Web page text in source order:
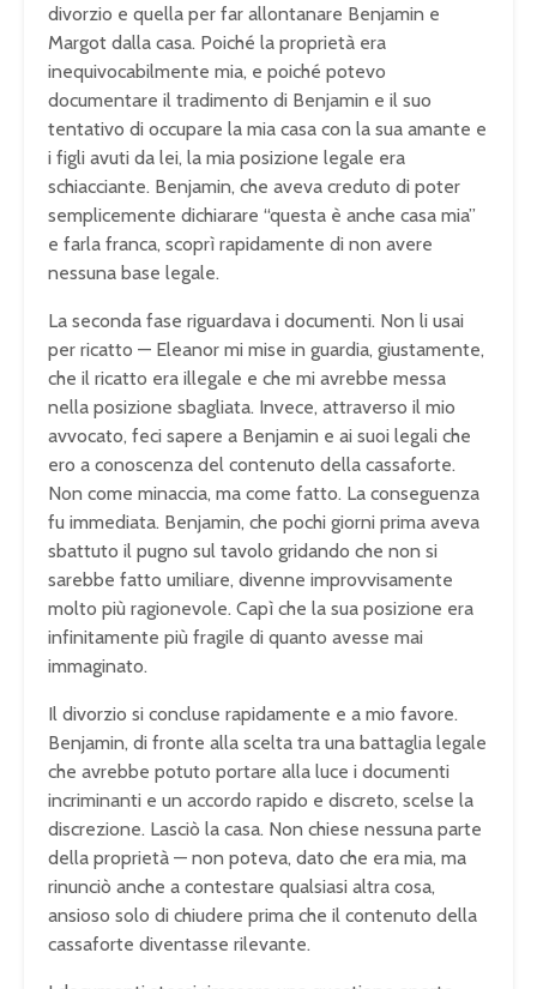
divorzio e quella per far allontanare Benjamin e
Margot dalla casa. Poiché la proprietà era
inequivocabilmente mia, e poiché potevo
documentare il tradimento di Benjamin e il suo
tentativo di occupare la mia casa con la sua amante e
i figli avuti da lei, la mia posizione legale era
schiacciante. Benjamin, che aveva creduto di poter
semplicemente dichiarare “questa è anche casa mia”
e farla franca, scoprì rapidamente di non avere
nessuna base legale.
La seconda fase riguardava i documenti. Non li usai
per ricatto — Eleanor mi mise in guardia, giustamente,
che il ricatto era illegale e che mi avrebbe messa
nella posizione sbagliata. Invece, attraverso il mio
avvocato, feci sapere a Benjamin e ai suoi legali che
ero a conoscenza del contenuto della cassaforte.
Non come minaccia, ma come fatto. La conseguenza
fu immediata. Benjamin, che pochi giorni prima aveva
sbattuto il pugno sul tavolo gridando che non si
sarebbe fatto umiliare, divenne improvvisamente
molto più ragionevole. Capì che la sua posizione era
infinitamente più fragile di quanto avesse mai
immaginato.
Il divorzio si concluse rapidamente e a mio favore.
Benjamin, di fronte alla scelta tra una battaglia legale
che avrebbe potuto portare alla luce i documenti
incriminanti e un accordo rapido e discreto, scelse la
discrezione. Lasciò la casa. Non chiese nessuna parte
della proprietà — non poteva, dato che era mia, ma
rinunciò anche a contestare qualsiasi altra cosa,
ansioso solo di chiudere prima che il contenuto della
cassaforte diventasse rilevante.